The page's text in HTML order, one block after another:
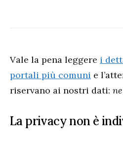
Vale la pena leggere i
portali più comuni e
riservano ai nostri dati:
La privacy non è